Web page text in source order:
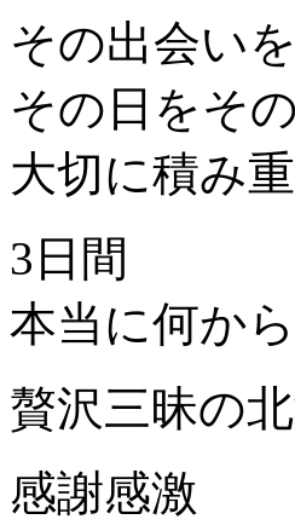
その出会い
その日をそ
大切に積み
3日間
本当に何か
贅沢三昧の
感謝感激